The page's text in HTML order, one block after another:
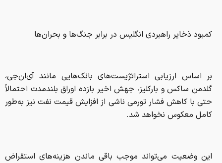
کمبود ذخایر راهبردی انگلیس در برابر جنگ‌ها و بحران‌ها
بر اساس ارزیابی استراتژیست‌های بانک‌هایی مانند آی‌ان‌جی،
گلدمن ساکس و بارکلیز، جهش اخیر بازده اوراق بلندمدت احتمالاً
حتی با کاهش فشار تورمی ناشی از افزایش قیمت نفت نیز به‌طور
کامل معکوس نخواهد شد.
این وضعیت می‌تواند موجب باقی ماندن هزینه‌های استقراض